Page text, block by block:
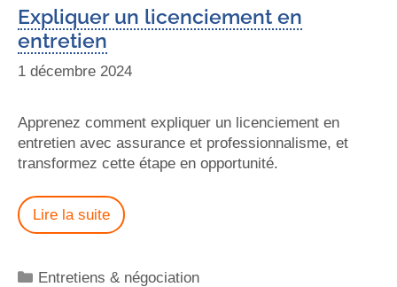
Expliquer un licenciement en
entretien
1 décembre 2024
Apprenez comment expliquer un licenciement en
entretien avec assurance et professionnalisme, et
transformez cette étape en opportunité.
Lire la suite
Entretiens & négociation